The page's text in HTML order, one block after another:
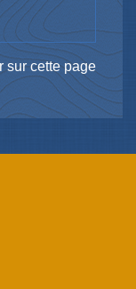
sur cette page